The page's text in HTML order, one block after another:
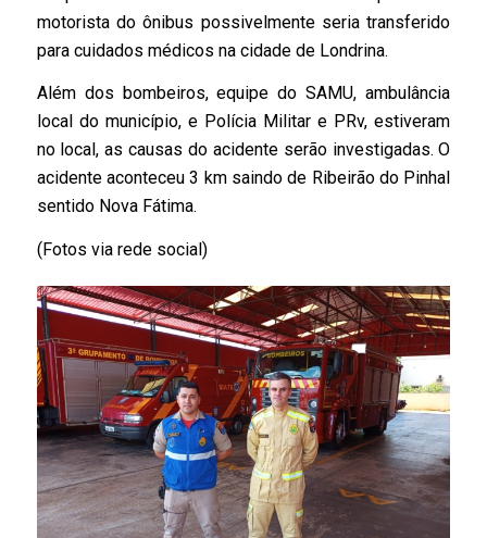
motorista do ônibus possivelmente seria transferido
para cuidados médicos na cidade de Londrina.
Além dos bombeiros, equipe do SAMU, ambulância
local do município, e Polícia Militar e PRv, estiveram
no local, as causas do acidente serão investigadas. O
acidente aconteceu 3 km saindo de Ribeirão do Pinhal
sentido Nova Fátima.
(Fotos via rede social)